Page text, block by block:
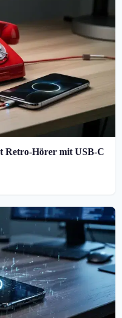
Retro-Hörer mit USB-C